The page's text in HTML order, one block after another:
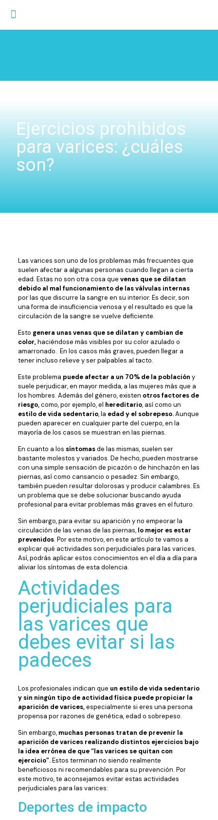
Ejercicios prohibidos
para varices: ¿cuáles
son?
Las varices son uno de los problemas más frecuentes que
suelen afectar a algunas personas cuando llegan a cierta
edad. Estas no son otra cosa que venas que se dilatan
debido al mal funcionamiento de las válvulas internas
por las que discurre la sangre en su interior. Es decir, son
una forma de insuficiencia venosa y el resultado es que la
circulación de la sangre se vuelve deficiente.
Esto genera unas venas que se dilatan y cambian de
color,haciéndose más visibles por su color azulado o
amarronado. En los casos más graves, pueden llegar a
tener incluso relieve y ser palpables al tacto.
Este problema puede afectar a un 70% de la población y
suele perjudicar, en mayor medida, a las mujeres más que a
los hombres. Además del género, existen otros factores de
riesgo,como, por ejemplo, el hereditario, así como un
estilo de vida sedentario, la edad y el sobrepeso.Aunque
pueden aparecer en cualquier parte del cuerpo, en la
mayoría de los casos se muestran en las piernas.
En cuanto a los síntomasde las mismas, suelen ser
bastante molestos y variados. De hecho, pueden mostrarse
con una simple sensación de picazón o de hinchazón en las
piernas, así como cansancio o pesadez. Sin embargo,
también pueden resultar dolorosas y producir calambres. Es
un problema que se debe solucionar buscando ayuda
profesional para evitar problemas más graves en el futuro.
Sin embargo, para evitar su aparición y no empeorar la
circulación de las venas de las piernas, lo mejor es estar
prevenidos. Por este motivo, en este artículo te vamos a
explicar qué actividades son perjudiciales para las varices.
Así, podrás aplicar estos conocimientos en el día a día para
aliviar los síntomas de esta dolencia.
Actividades
perjudiciales para
las varices que
debes evitar si las
padeces
Los profesionales indican que un estilo de vida sedentario
y sin ningún tipo de actividad física puede propiciar la
aparición de varices,especialmente si eres una persona
propensa por razones de genética, edad o sobrepeso.
Sin embargo, muchas personas tratan de prevenir la
aparición de varices realizando distintos ejercicios bajo
la idea errónea de que “las varices se quitan con
ejercicio”.Estos terminan no siendo realmente
beneficiosos ni recomendables para su prevención. Por
este motivo, te aconsejamos evitar estas actividades
perjudiciales para las varices:
Deportes de impacto